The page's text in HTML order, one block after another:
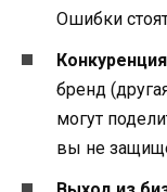
Ошибки
бренд
могут
вы не